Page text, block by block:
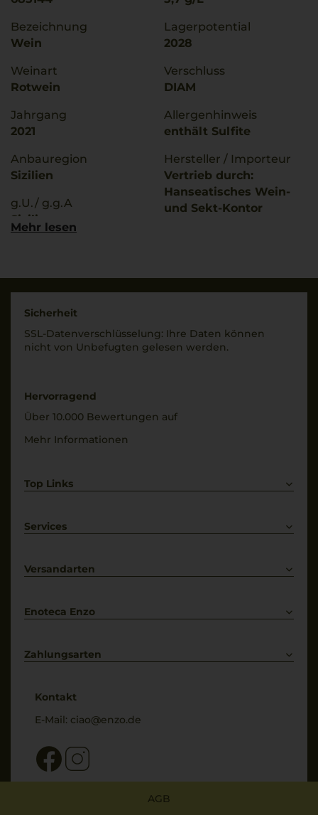
Bezeichnung
Wein
Weinart
Rotwein
Jahrgang
2021
Anbauregion
Sizilien
g.U./ g.g.A
Sicilia
Origine Controllata
Rebsorten
Trinktemperatur
Alkoholgehalt
13 % Vol.
Restsüße
Lagerpotential
2028
Verschluss
DIAM
Allergenhinweis
enthält Sulfite
Hersteller / Importeur
Vertrieb durch:
Hanseatisches Wein-
und Sekt-Kontor
Füllmenge
Mehr lesen
Sicherheit
SSL-Daten­verschlüs­selung: Ihre Daten können
nicht von Unbe­fugten gelesen werden.
Hervorragend
Über 10.000 Bewertungen auf
Mehr Informationen
Top Links
Weißwein
Services
Kontakt
Versandarten
Enoteca Enzo
Bewertungs-Richtlinien
Zahlungsarten
Kontakt
E-Mail: ciao@enzo.de
AGB